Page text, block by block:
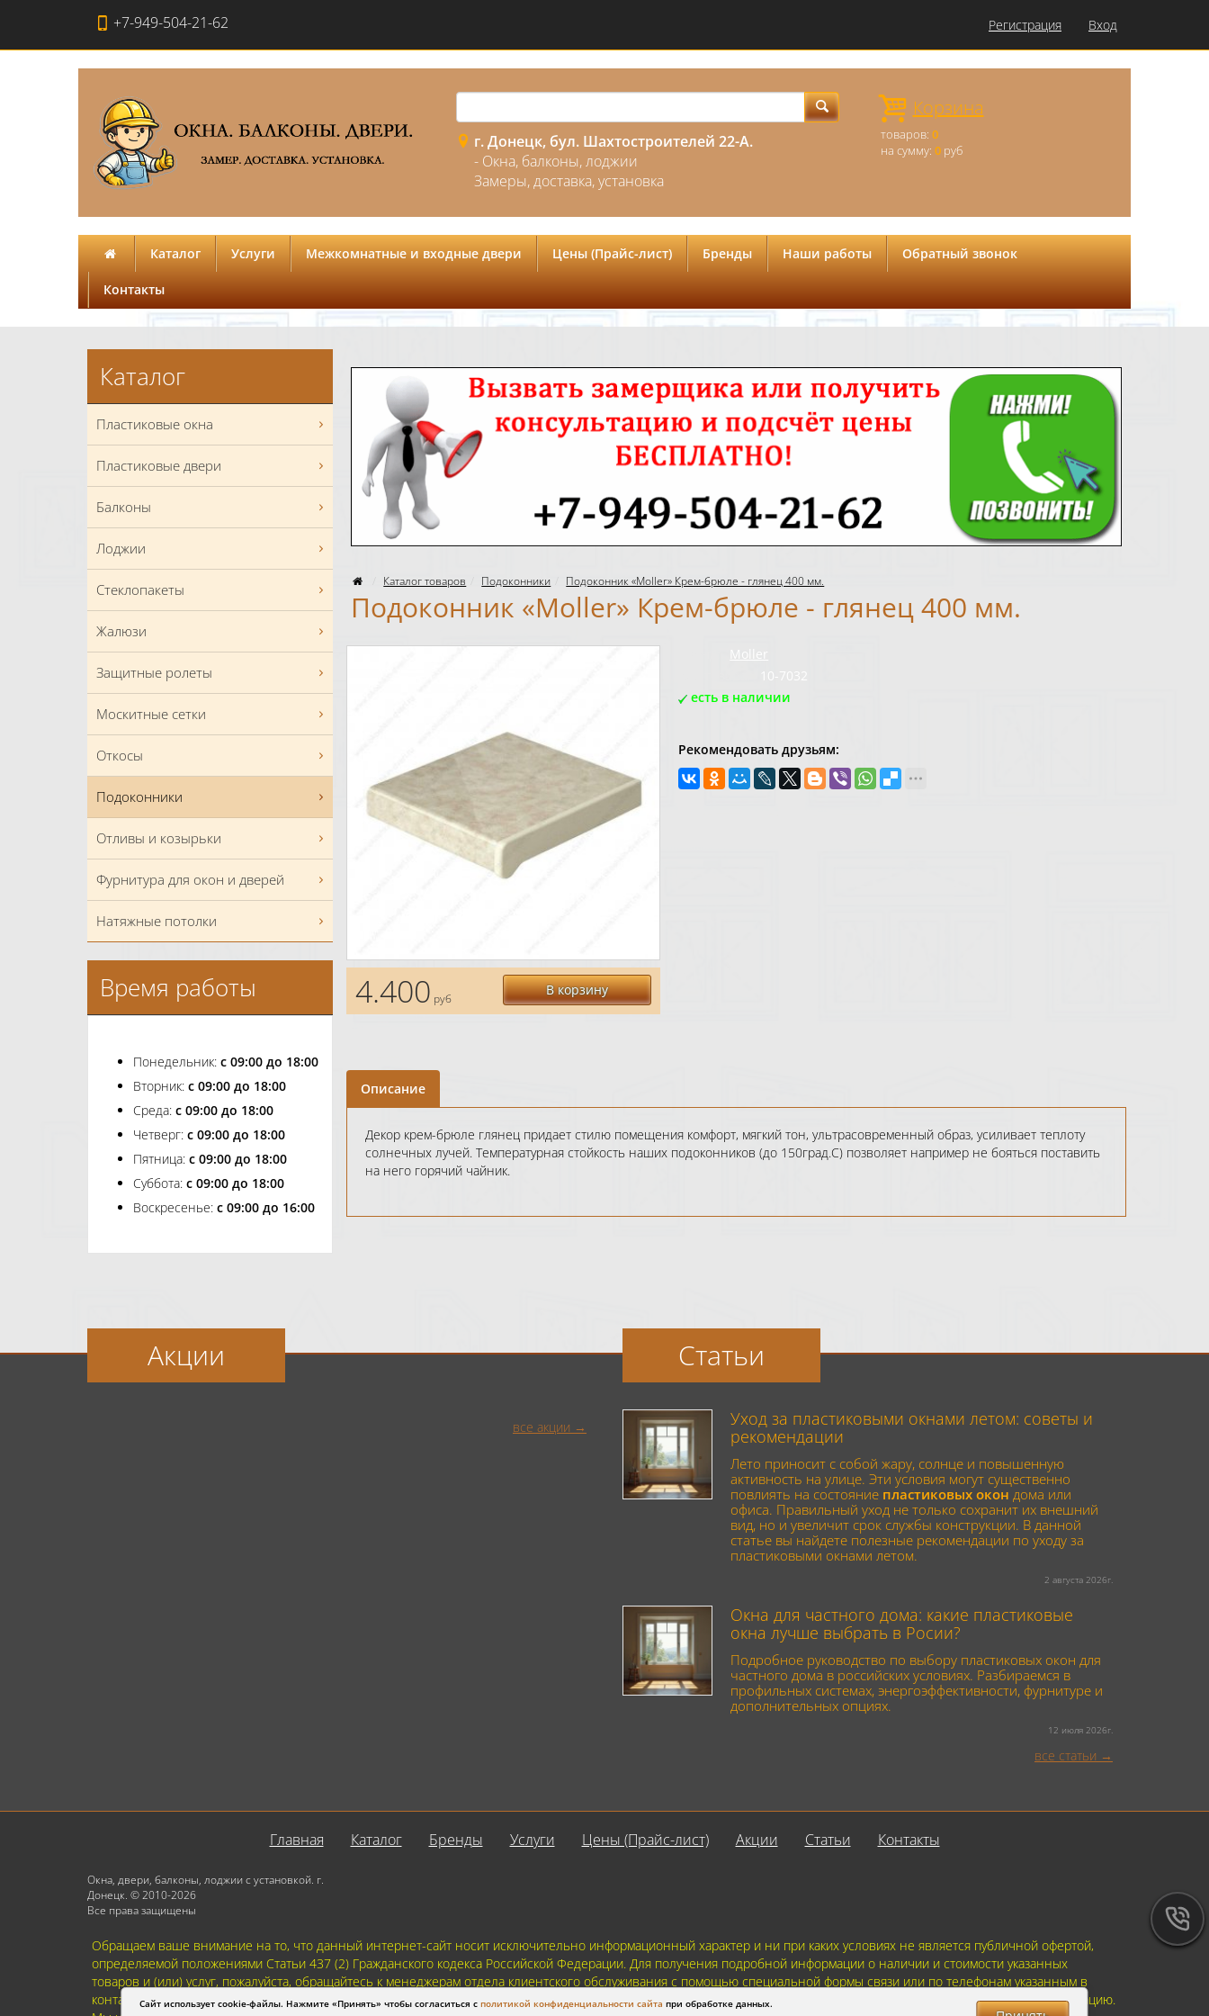
+7-949-504-21-62 Регистрация Вход
г. Донецк, бул. Шахтостроителей 22-А.
- Окна, балконы, лоджии
Замеры, доставка, установка
Корзина
товаров: 0
на сумму: 0руб
Каталог Услуги Межкомнатные и входные двери Цены (Прайс-лист) Бренды Наши работы Обратный звонок
Контакты
Каталог товаров Подоконники Подоконник «Moller» Крем-брюле - глянец 400 мм.
Подоконник «Moller» Крем-брюле - глянец 400 мм.
4.400 руб
В корзину
Moller
10-7032
есть в наличии
Рекомендовать друзьям:
Описание
Декор крем-брюле глянец придает стилю помещения комфорт, мягкий тон, ультрасовременный образ, усиливает теплоту
солнечных лучей. Температурная стойкость наших подоконников (до 150град.С) позволяет например не бояться поставить
на него горячий чайник.
Каталог
Пластиковые окна
Пластиковые двери
Балконы
Лоджии
Стеклопакеты
Жалюзи
Защитные ролеты
Москитные сетки
Откосы
Подоконники
Отливы и козырьки
Фурнитура для окон и дверей
Натяжные потолки
Время работы
Понедельник: с 09:00 до 18:00
Вторник: с 09:00 до 18:00
Среда: с 09:00 до 18:00
Четверг: с 09:00 до 18:00
Пятница: с 09:00 до 18:00
Суббота: с 09:00 до 18:00
Воскресенье: с 09:00 до 16:00
Акции
все акции
Статьи
Уход за пластиковыми окнами летом: советы и
рекомендации
Лето приносит с собой жару, солнце и повышенную
активность на улице. Эти условия могут существенно
повлиять на состояние пластиковых окон дома или
офиса. Правильный уход не только сохранит их внешний
вид, но и увеличит срок службы конструкции. В данной
статье вы найдете полезные рекомендации по уходу за
пластиковыми окнами летом.
2 августа 2026г.
Окна для частного дома: какие пластиковые
окна лучше выбрать в Росии?
Подробное руководство по выбору пластиковых окон для
частного дома в российских условиях. Разбираемся в
профильных системах, энергоэффективности, фурнитуре и
дополнительных опциях.
12 июля 2026г.
все статьи
Главная Каталог Бренды Услуги Цены (Прайс-лист) Акции Статьи Контакты
Окна, двери, балконы, лоджии с установкой. г.
Донецк. © 2010-2026
Все права защищены
Обращаем ваше внимание на то, что данный интернет-сайт носит исключительно информационный характер и ни при каких условиях не является публичной офертой,
определяемой положениями Статьи 437 (2) Гражданского кодекса Российской Федерации. Для получения подробной информации о наличии и стоимости указанных
товаров и (или) услуг, пожалуйста, обращайтесь к менеджерам отдела клиентского обслуживания с помощью специальной формы связи или по телефонам указанным в
контактах. Пользуясь (на сайте) формой обратной связи или регистрацией, Вы соглашаетесь с тем что мы будем хранить указанную Вами, Вашу персональную информацию.
Сайт использует cookie-файлы. Нажмите «Принять» чтобы согласиться сполитикой конфиденциальности сайта при обработке данных.